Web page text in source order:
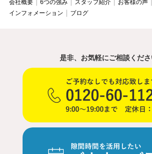
会社概要 6つの強み スタッフ紹介
お客様の声
インフォメーション
ブログ
是非、お気軽にご相談くださ